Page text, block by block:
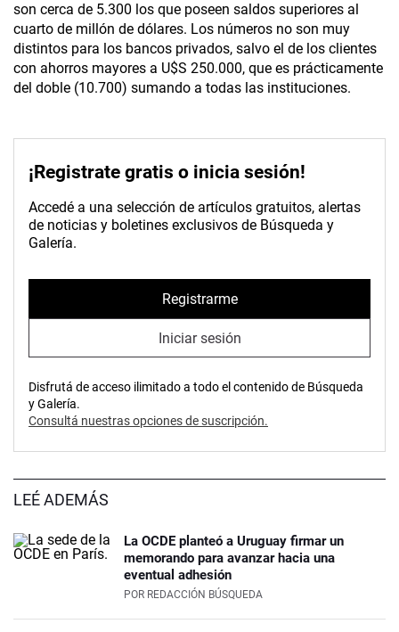
son cerca de 5.300 los que poseen saldos superiores al
cuarto de millón de dólares. Los números no son muy
distintos para los bancos privados, salvo el de los clientes
con ahorros mayores a U$S 250.000, que es prácticamente
del doble (10.700) sumando a todas las instituciones.
¡Registrate gratis o inicia sesión!
Accedé a una selección de artículos gratuitos, alertas
de noticias y boletines exclusivos de Búsqueda y
Galería.
Registrarme
Iniciar sesión
Disfrutá de acceso ilimitado a todo el contenido de Búsqueda
y Galería.
Consultá nuestras opciones de suscripción.
LEÉ ADEMÁS
La OCDE planteó a Uruguay firmar un
memorando para avanzar hacia una
eventual adhesión
POR REDACCIÓN BÚSQUEDA